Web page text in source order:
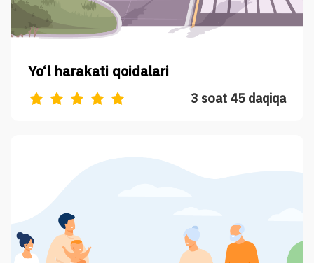
Yo‘l harakati qoidalari
3 soat 45 daqiqa